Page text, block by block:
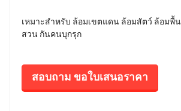
เหมาะสำหรับ ล้อมเขตแดน ล้อมสัตว์ ล้อมพื้
สวน กันคนบุกรุก
สอบถาม ขอใบเสนอราคา